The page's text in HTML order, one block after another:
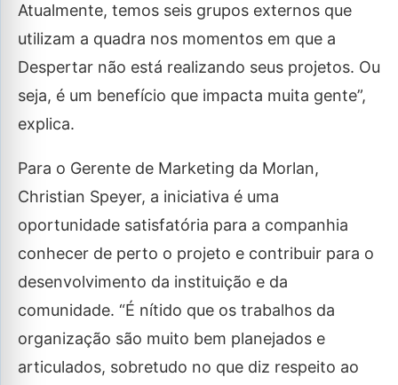
Atualmente, temos seis grupos externos que
utilizam a quadra nos momentos em que a
Despertar não está realizando seus projetos. Ou
seja, é um benefício que impacta muita gente”,
explica.
Para o Gerente de Marketing da Morlan,
Christian Speyer, a iniciativa é uma
oportunidade satisfatória para a companhia
conhecer de perto o projeto e contribuir para o
desenvolvimento da instituição e da
comunidade. “É nítido que os trabalhos da
organização são muito bem planejados e
articulados, sobretudo no que diz respeito ao